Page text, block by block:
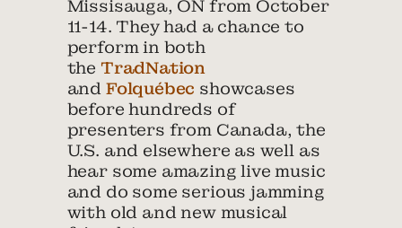
Missisauga, ON from October
11-14. They had a chance to
perform in both
the TradNation
and Folquébec showcases
before hundreds of
presenters from Canada, the
U.S. and elsewhere as well as
hear some amazing live music
and do some serious jamming
with old and new musical